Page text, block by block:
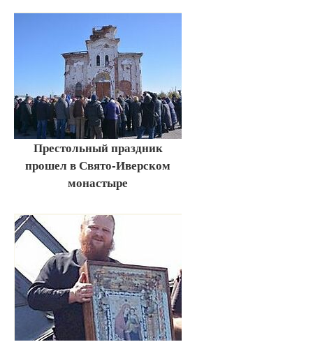
Престольный праздник
прошел в Свято-Иверском
монастыре